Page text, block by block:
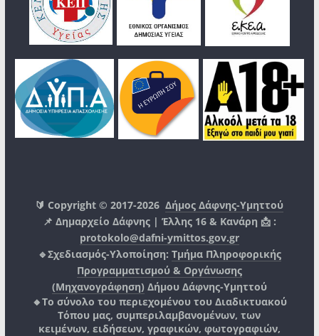
🔰 Copyright © 2017-2026Δήμος Δάφνης-Υμηττού
📌 Δημαρχείο Δάφνης | Έλλης 16 & Κανάρη 📩 :
protokolo@dafni-ymittos.gov.gr
🔹Σχεδιασμός-Υλοποίηση: Τμήμα Πληροφορικής
Προγραμματισμού & Οργάνωσης
(Μηχανογράφηση) Δήμου Δάφνης-Υμηττού
🔸Το σύνολο του περιεχομένου του Διαδικτυακού
Τόπου μας, συμπεριλαμβανομένων, των
κειμένων, ειδήσεων, γραφικών, φωτογραφιών,